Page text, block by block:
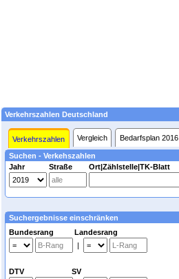
Verkehrszahlen Deutschland
Verkehrszahlen Vergleich Bedarfsplan 2016
Suchen - Verkehszahlen
Jahr
Straße Ort|Zählstelle|TK-Blatt
Suchergebnisse einschränken
Bundesrang Landesrang
|
DTV SV